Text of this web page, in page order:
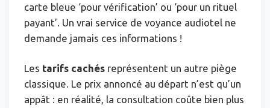
carte bleue ‘pour vérification’ ou ‘pour un rituel
payant’. Un vrai service de voyance audiotel ne
demande jamais ces informations !
Les tarifs cachés représentent un autre piège
classique. Le prix annoncé au départ n’est qu’un
appât : en réalité, la consultation coûte bien plus